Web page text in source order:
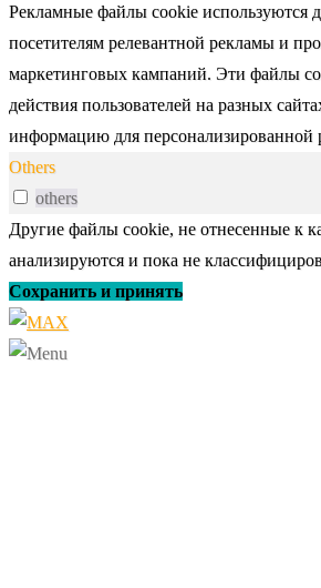
Рекламные файлы cookie используются
посетителям релевантной рекламы и
маркетинговых кампаний. Эти файлы
действия пользователей на разных
информацию для персонализированной
Others
others
Другие файлы cookie, не отнесенные к
анализируются и пока не
Сохранить и принять